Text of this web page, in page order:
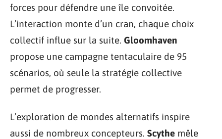
forces pour défendre une île convoitée.
L’interaction monte d’un cran, chaque choix
collectif influe sur la suite. Gloomhaven
propose une campagne tentaculaire de 95
scénarios, où seule la stratégie collective
permet de progresser.
L’exploration de mondes alternatifs inspire
aussi de nombreux concepteurs. Scythe mêle